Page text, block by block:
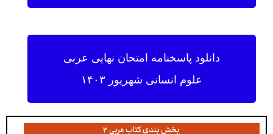
دانلود پاسخنامه امتحان نهایی عربی
علوم انسانی شهریور ۱۴۰۳
بخش بندی کتاب عربی ۳